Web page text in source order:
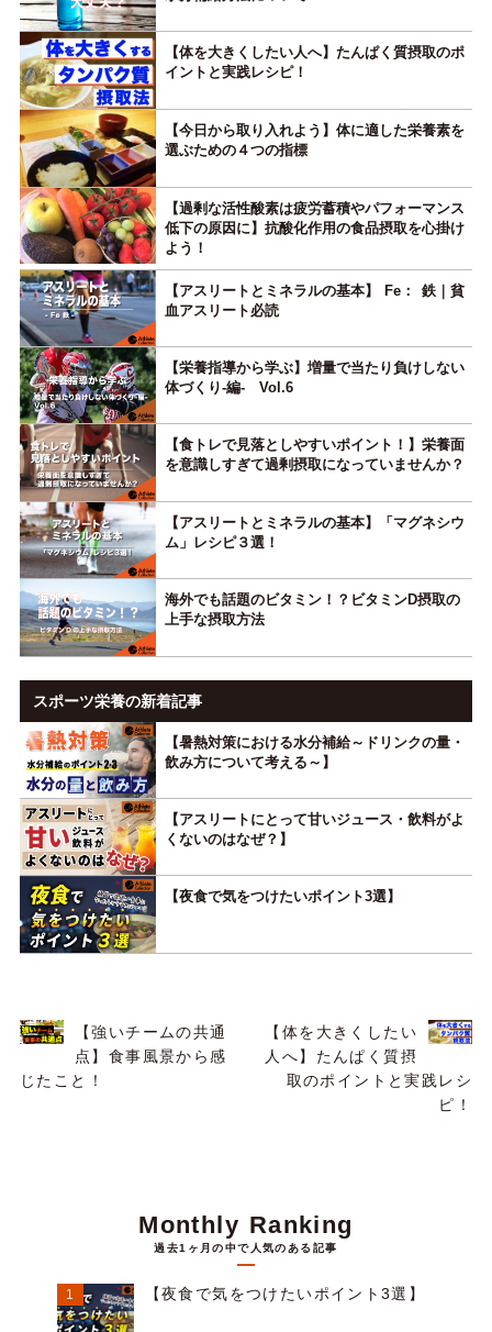
【体を大きくしたい人へ】たんぱく質摂取のポ
イントと実践レシピ！
【今日から取り入れよう】体に適した栄養素を
選ぶための４つの指標
【過剰な活性酸素は疲労蓄積やパフォーマンス
低下の原因に】抗酸化作用の食品摂取を心掛け
よう！
【アスリートとミネラルの基本】 Fe： 鉄｜貧
血アスリート必読
【栄養指導から学ぶ】増量で当たり負けしない
体づくり-編- Vol.6
【食トレで見落としやすいポイント！】栄養面
を意識しすぎて過剰摂取になっていませんか？
【アスリートとミネラルの基本】「マグネシウ
ム」レシピ３選！
海外でも話題のビタミン！？ビタミンD摂取の
上手な摂取方法
スポーツ栄養の新着記事
【暑熱対策における水分補給～ドリンクの量・
飲み方について考える～】
【アスリートにとって甘いジュース・飲料がよ
くないのはなぜ？】
【夜食で気をつけたいポイント3選】
【強いチームの共通
点】食事風景から感
じたこと！
【体を大きくしたい
人へ】たんぱく質摂
取のポイントと実践レシ
ピ！
Monthly Ranking
過去1ヶ月の中で人気のある記事
【夜食で気をつけたいポイント3選】